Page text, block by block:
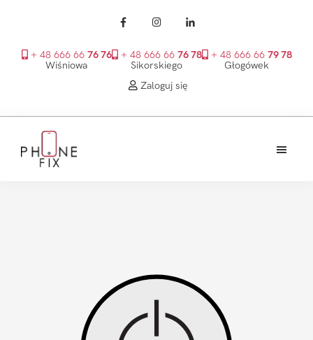
+ 48 666 66 76 76
Wiśniowa
+ 48 666 66 76 78
Sikorskiego
+ 48 666 66 79 78
Głogówek
Zaloguj się
głównego